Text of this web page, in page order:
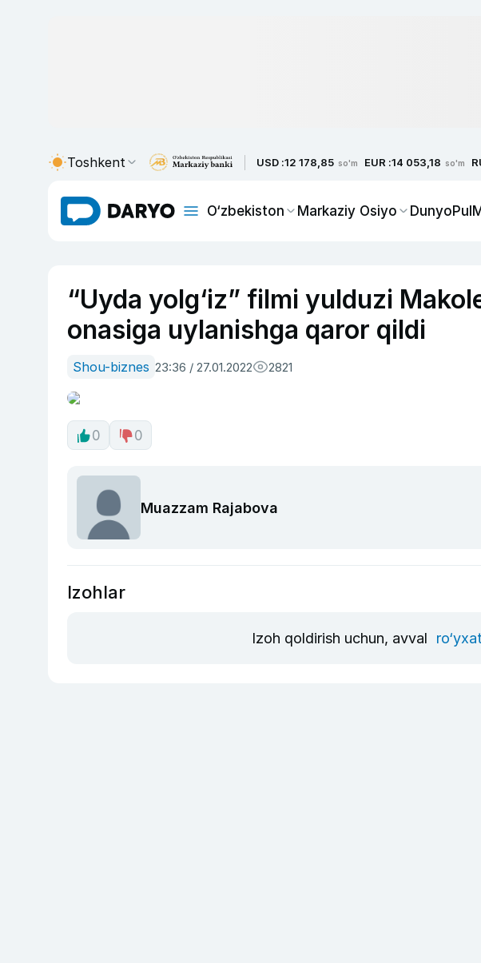
Toshkent USD :12 178,85 so'm EUR :14 053,18 so'm
O‘zbekiston Markaziy Osiyo DunyoPul
“Uyda yolg‘iz” filmi yulduzi
onasiga uylanishga qaror qildi
Shou-biznes 23:36 / 27.01.2022 2821
0 0
Muazzam Rajabova
Izohlar
Izoh qoldirish uchun, avval